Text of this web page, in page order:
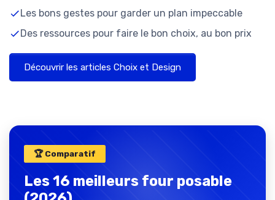
Les bons gestes pour garder un plan impeccable
Des ressources pour faire le bon choix, au bon prix
Découvrir les articles Choix et Design
🏆 Comparatif
Les 16 meilleurs four posable